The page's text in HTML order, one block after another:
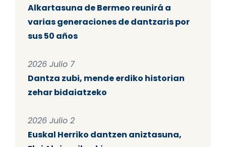
Alkartasuna de Bermeo reunirá a
varias generaciones de dantzaris por
sus 50 años
2026 Julio 7
Dantza zubi, mende erdiko historian
zehar bidaiatzeko
2026 Julio 2
Euskal Herriko dantzen aniztasuna,